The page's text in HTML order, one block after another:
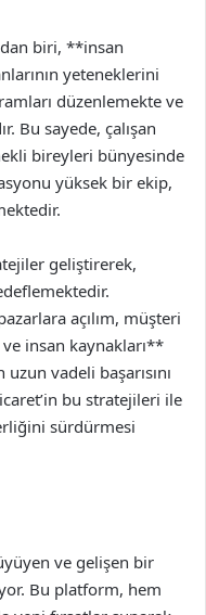
biri, **insan
yeteneklerini
düzenlemekte ve
Bu sayede, çalışan
bireyleri bünyesinde
yüksek bir ekip,
geliştirerek,
açılım, müşteri
insan kaynakları**
vadeli başarısını
bu stratejileri ile
sürdürmesi
ve gelişen bir
Bu platform, hem